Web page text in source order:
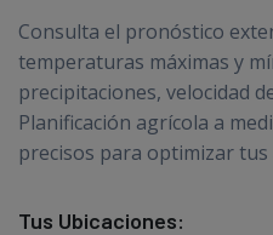
Consulta el pronóstico
temperaturas máximas y
precipitaciones, velocidad
Planificación agrícola a
precisos para optimizar tus
Tus Ubicaciones: